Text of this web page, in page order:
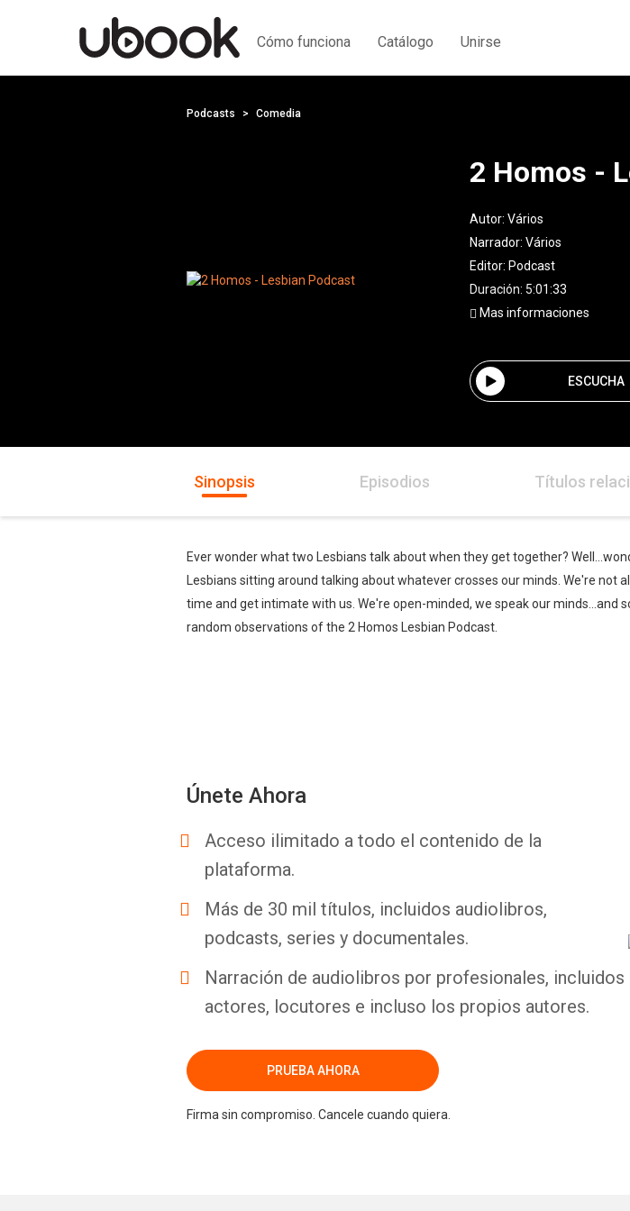
Cómo funciona Catálogo Unirse
Podcasts Comedia
2 Homos -
Autor: Vários
Narrador: Vários
Editor: Podcast
Duración: 5:01:33
Mas informaciones
ESCUCHA
Sinopsis Episodios Títulos
Ever wonder what two Lesbians talk about when they get together?
Lesbians sitting around talking about whatever crosses our minds. We're
time and get intimate with us. We're open-minded, we speak our
random observations of the 2 Homos Lesbian Podcast.
Únete Ahora
Acceso ilimitado a todo el contenido de la
plataforma.
Más de 30 mil títulos, incluidos audiolibros,
podcasts, series y documentales.
Narración de audiolibros por profesionales, incluidos
actores, locutores e incluso los propios autores.
PRUEBA AHORA
Firma sin compromiso. Cancele cuando quiera.